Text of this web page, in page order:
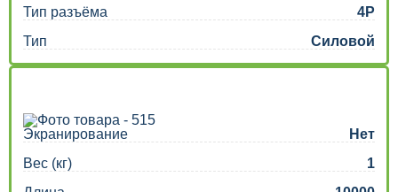
Тип разъёма
4P
Тип
Силовой
Экранирование
Нет
Вес (кг)
1